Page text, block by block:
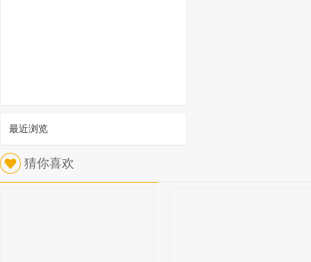
最近浏览
猜你喜欢